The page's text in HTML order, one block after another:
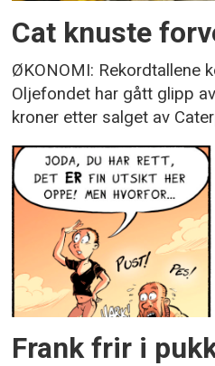
Cat knuste
ØKONOMI: Rekordtallene
Oljefondet har gått glipp
kroner etter salget av
Frank frir i